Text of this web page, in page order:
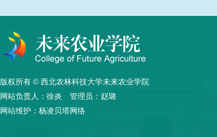
版权所有 © 西北农林科技大学未来农业学院
网站负责人：徐炎 管理员：赵璐
网站维护：杨凌贝塔网络